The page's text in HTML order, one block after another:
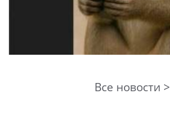
Все новости >